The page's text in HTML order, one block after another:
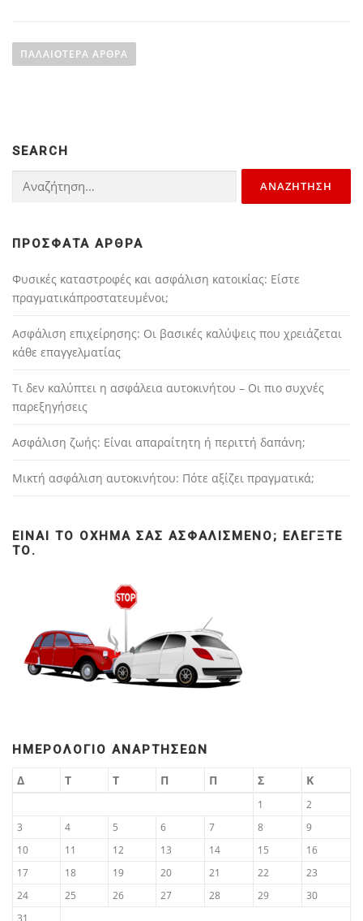
ΠΑΛΑΙΌΤΕΡΑ ΆΡΘΡΑ
SEARCH
Αναζήτηση για:
ΠΡΌΣΦΑΤΑ ΆΡΘΡΑ
Φυσικές καταστροφές και ασφάλιση κατοικίας: Είστε
πραγματικάπροστατευμένοι;
Ασφάλιση επιχείρησης: Οι βασικές καλύψεις που χρειάζεται
κάθε επαγγελματίας
Τι δεν καλύπτει η ασφάλεια αυτοκινήτου – Οι πιο συχνές
παρεξηγήσεις
Ασφάλιση ζωής: Είναι απαραίτητη ή περιττή δαπάνη;
Μικτή ασφάλιση αυτοκινήτου: Πότε αξίζει πραγματικά;
ΕΊΝΑΙ ΤΟ ΌΧΗΜΆ ΣΑΣ ΑΣΦΑΛΙΣΜΈΝΟ; ΕΛΈΓΞΤΕ
ΤΟ.
ΗΜΕΡΟΛΌΓΙΟ ΑΝΑΡΤΉΣΕΩΝ
Δ Τ Τ Π Π Σ Κ
1
2
3
4 5 6 7 8
9
10
11 12 13 14 15
16
17
18 19 20 21 22
23
24
25 26 27 28 29
30